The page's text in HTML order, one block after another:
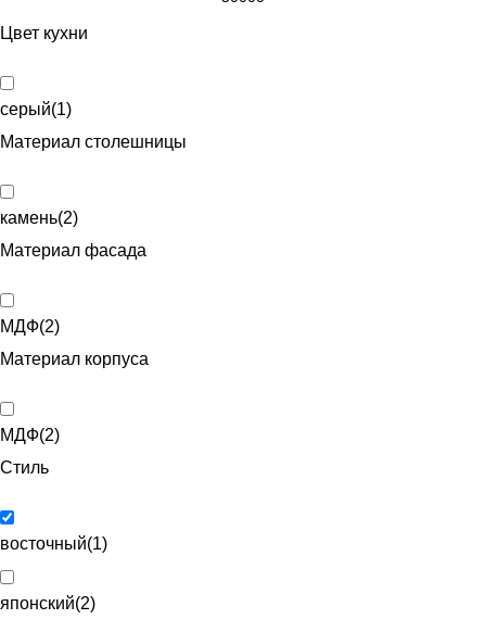
Цвет кухни
серый(1)
Материал столешницы
камень(2)
Материал фасада
МДФ(2)
Материал корпуса
МДФ(2)
Стиль
восточный(1)
японский(2)